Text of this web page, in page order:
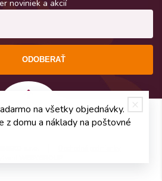
noviniek a akcií
ODOBERAŤ
na všetky objednávky.
z domu a náklady na poštovné